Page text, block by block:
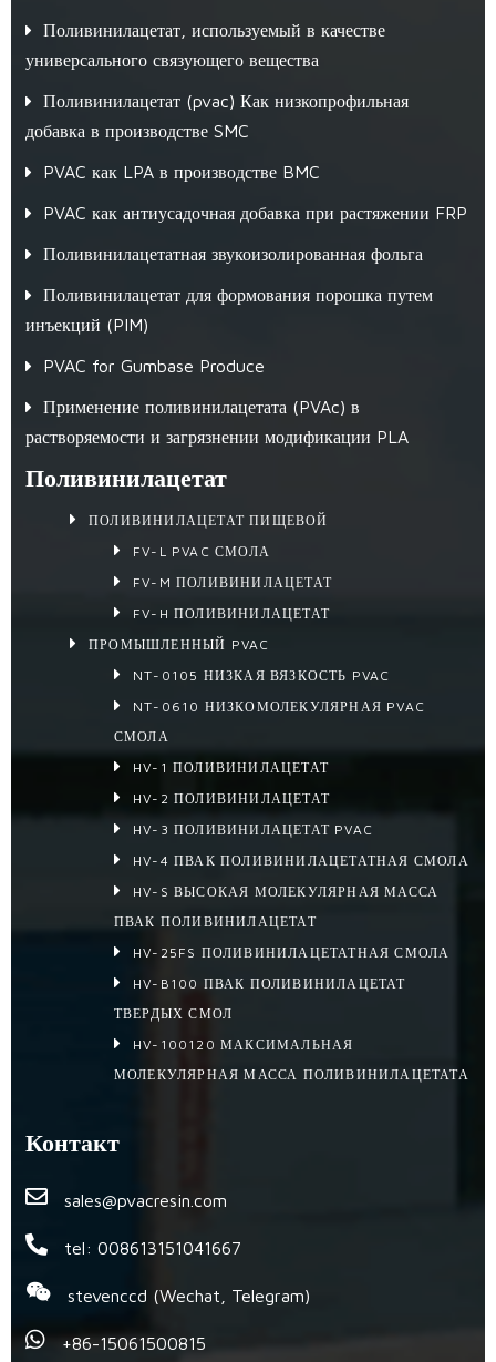
Поливинилацетат, используемый в качестве
универсального связующего вещества
Поливинилацетат (pvac) Как низкопрофильная
добавка в производстве SMC
PVAC как LPA в производстве BMC
PVAC как антиусадочная добавка при растяжении FRP
Поливинилацетатная звукоизолированная фольга
Поливинилацетат для формования порошка путем
инъекций (PIM)
PVAC for Gumbase Produce
Применение поливинилацетата (PVAc) в
растворяемости и загрязнении модификации PLA
Поливинилацетат
ПОЛИВИНИЛАЦЕТАТ ПИЩЕВОЙ
FV-L PVAC СМОЛА
FV-M ПОЛИВИНИЛАЦЕТАТ
FV-H ПОЛИВИНИЛАЦЕТАТ
ПРОМЫШЛЕННЫЙ PVAC
NT-0105 НИЗКАЯ ВЯЗКОСТЬ PVAC
NT-0610 НИЗКОМОЛЕКУЛЯРНАЯ PVAC
СМОЛА
HV-1 ПОЛИВИНИЛАЦЕТАТ
HV-2 ПОЛИВИНИЛАЦЕТАТ
HV-3 ПОЛИВИНИЛАЦЕТАТ PVAC
HV-4 ПВАК ПОЛИВИНИЛАЦЕТАТНАЯ СМОЛА
HV-S ВЫСОКАЯ МОЛЕКУЛЯРНАЯ МАССА
ПВАК ПОЛИВИНИЛАЦЕТАТ
HV-25FS ПОЛИВИНИЛАЦЕТАТНАЯ СМОЛА
HV-B100 ПВАК ПОЛИВИНИЛАЦЕТАТ
ТВЕРДЫХ СМОЛ
HV-100120 МАКСИМАЛЬНАЯ
МОЛЕКУЛЯРНАЯ МАССА ПОЛИВИНИЛАЦЕТАТА
Контакт
sales@pvacresin.com
tel: 008613151041667
stevenccd (Wechat, Telegram)
+86-15061500815